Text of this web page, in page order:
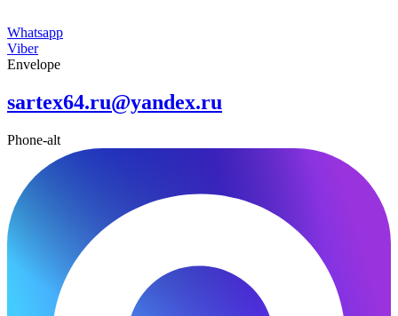
Whatsapp
Viber
Envelope
sartex64.ru@yandex.ru
Phone-alt